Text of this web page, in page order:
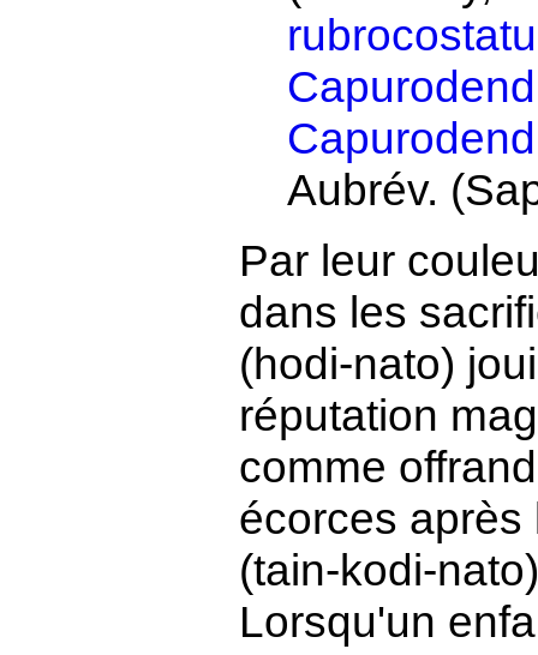
Aubrév.
Par leur
dans les
(hodi-nato)
réputation
comme
écorces après
(tain-kodi-
Lorsqu'un